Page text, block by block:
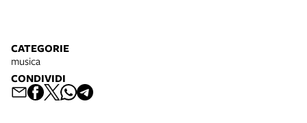
CATEGORIE
musica
CONDIVIDI